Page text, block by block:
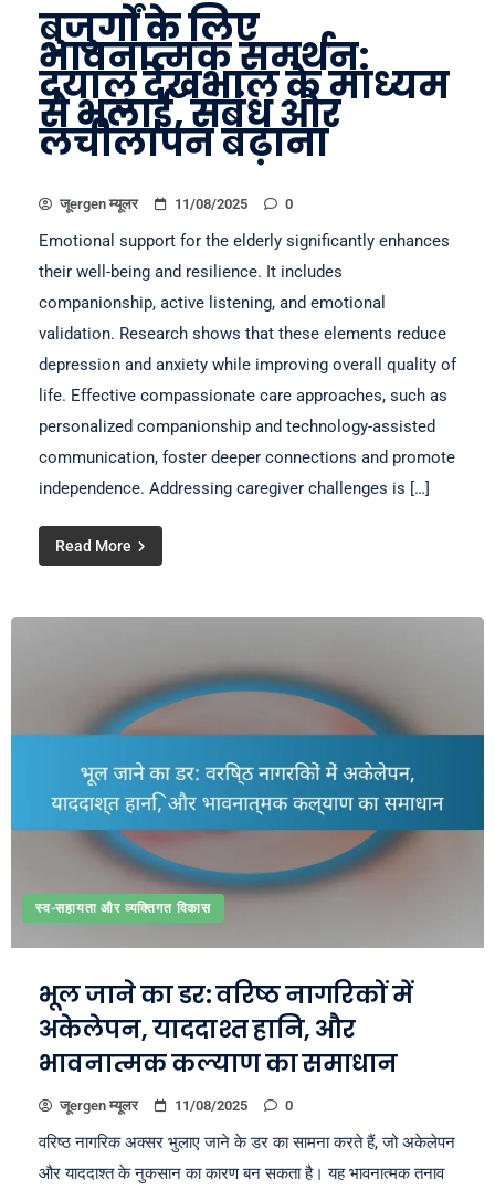
बुजुर्गों के लिए
भावनात्मक समर्थन:
दयालु देखभाल के माध्यम
से भलाई, संबंध और
लचीलापन बढ़ाना
जूergen म्यूलर 11/08/2025 0
Emotional support for the elderly significantly enhances
their well-being and resilience. It includes
companionship, active listening, and emotional
validation. Research shows that these elements reduce
depression and anxiety while improving overall quality of
life. Effective compassionate care approaches, such as
personalized companionship and technology-assisted
communication, foster deeper connections and promote
independence. Addressing caregiver challenges is […]
Read More
स्व-सहायता और व्यक्तिगत विकास
भूल जाने का डर: वरिष्ठ नागरिकों में
अकेलेपन, याददाश्त हानि, और
भावनात्मक कल्याण का समाधान
जूergen म्यूलर 11/08/2025 0
वरिष्ठ नागरिक अक्सर भुलाए जाने के डर का सामना करते हैं, जो अकेलेपन
और याददाश्त के नुकसान का कारण बन सकता है। यह भावनात्मक तनाव